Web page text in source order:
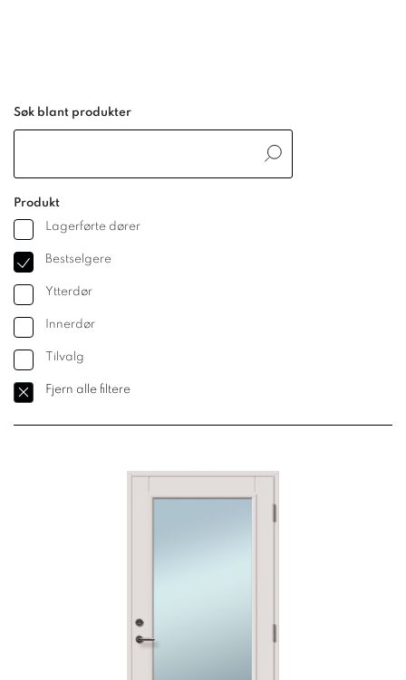
Søk blant produkter
Produkt
Lagerførte dører
Bestselgere
Ytterdør
Innerdør
Tilvalg
Fjern alle ﬁltere